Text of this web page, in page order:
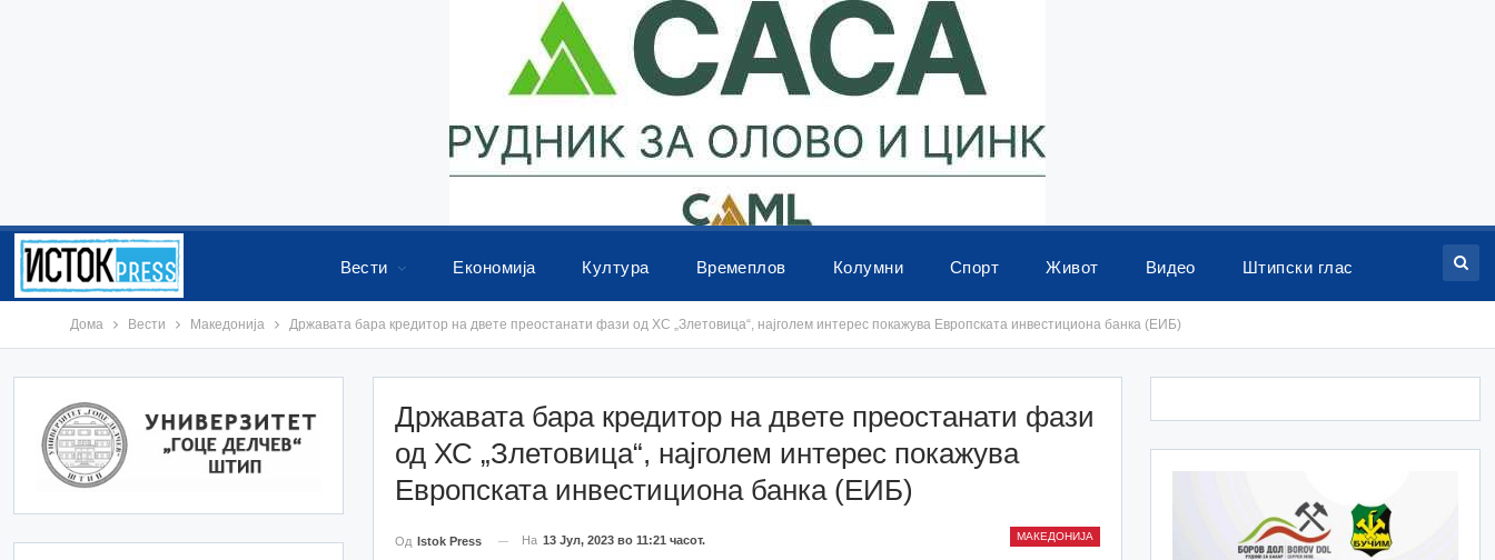
Вести Економија Култура Времеплов Колумни Спорт Живот Видео Штипски глас
Дома Вести Македонија Државата бара кредитор на двете преостанати фази од ХС „Злетовица“, најголем интерес покажува Европската инвестициона банка (ЕИБ)
Државата бара кредитор на двете преостанати фази
од ХС „Злетовица“, најголем интерес покажува
Европската инвестициона банка (ЕИБ)
МАКЕДОНИЈА
Од Istok Press На 13 Јул, 2023 во 11:21 часот.